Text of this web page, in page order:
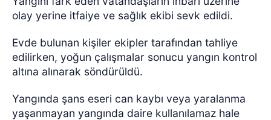
olay yerine itfaiye ve sağlık ekibi sevk edildi.
Evde bulunan kişiler ekipler tarafından tahliye
edilirken, yoğun çalışmalar sonucu yangın kontrol
altına alınarak söndürüldü.
Yangında şans eseri can kaybı veya yaralanma
yaşanmayan yangında daire kullanılamaz hale